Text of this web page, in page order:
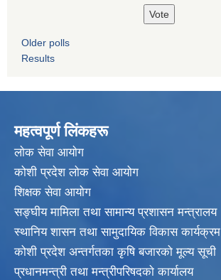
Older polls
Results
महत्वपूर्ण लिंकहरू
लाेक सेवा आयाेग
कोशी प्रदेश लोक सेवा आयोग
शिक्षक सेवा आयाेग
सङ्‍घीय मामिला तथा सामान्य प्रशासन मन्त्रालय
स्थानिय शासन तथा सामुदायिक विकास कार्यक्रम
कोशी प्रदेश अन्तर्गतका कृषि बजारको मूल्य सूची
प्रधानमन्त्री तथा मन्त्रीपरिषदकाे कार्यालय